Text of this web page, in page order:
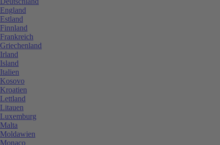
England
Estland
Finnland
Frankreich
Griechenland
Irland
Island
Italien
Kosovo
Kroatien
Lettland
Litauen
Luxemburg
Malta
Moldawien
Monaco